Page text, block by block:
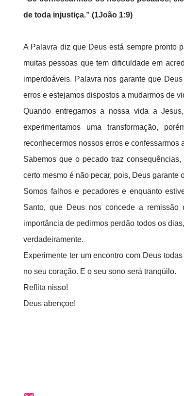
de toda injustiça.” (1João 1:9)
A Palavra diz que Deus está sempre pronto
muitas pessoas que tem dificuldade em
imperdoáveis. Palavra nos garante que
erros e estejamos dispostos a mudarmos de
Quando entregamos a nossa vida a
experimentamos uma transformação,
reconhecermos nossos erros e confessarmos
Sabemos que o pecado traz
certo mesmo é não pecar, pois, Deus garante
Somos falhos e pecadores e enquanto
Santo, que Deus nos concede a
importância de pedirmos perdão todos os
verdadeiramente.
Experimente ter um encontro com Deus
no seu coração. E o seu sono será tranqüilo.
Reflita nisso!
Deus abençoe!